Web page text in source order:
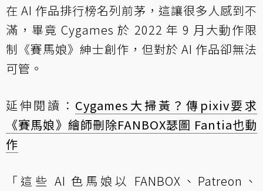
在 AI 作品排行榜名列前茅，這讓很多人感到不
滿，畢竟 Cygames 於 2022 年 9 月大動作限
制《賽馬娘》紳士創作，但對於 AI 作品卻無法
可管。
延伸閱讀： Cygames大掃黃？傳pixiv要求
《賽馬娘》繪師刪除FANBOX瑟圖 Fantia也動
作
「這些 AI 色馬娘以 FANBOX、Patreon、